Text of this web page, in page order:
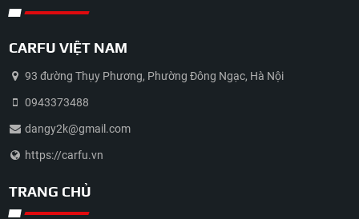
CARFU VIỆT NAM
93 đường Thụy Phương, Phường Đông Ngạc, Hà Nội
0943373488
dangy2k@gmail.com
https://carfu.vn
TRANG CHỦ